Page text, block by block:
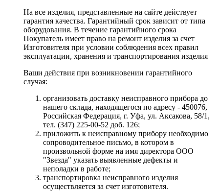
На все изделия, представленные на сайте действует
гарантия качества. Гарантийный срок зависит от типа
оборудования. В течение гарантийного срока
Покупатель имеет право на ремонт изделия за счет
Изготовителя при условии соблюдения всех правил
эксплуатации, хранения и транспортирования изделия
Ваши действия при возникновении гарантийного
случая:
организовать доставку неисправного прибора до
нашего склада, находящегося по адресу - 450076,
Российская Федерация, г. Уфа, ул. Аксакова, 58/1,
тел. (347) 225-00-52 доб. 126;
приложить к неисправному прибору необходимо
сопроводительное письмо, в котором в
произвольной форме на имя директора ООО
"Звезда" указать выявленные дефекты и
неполадки в работе;
транспортировка неисправного изделия
осуществляется за счет изготовителя.